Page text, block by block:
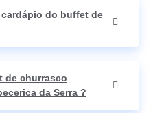
do buffet de
de churrasco
da Serra ?